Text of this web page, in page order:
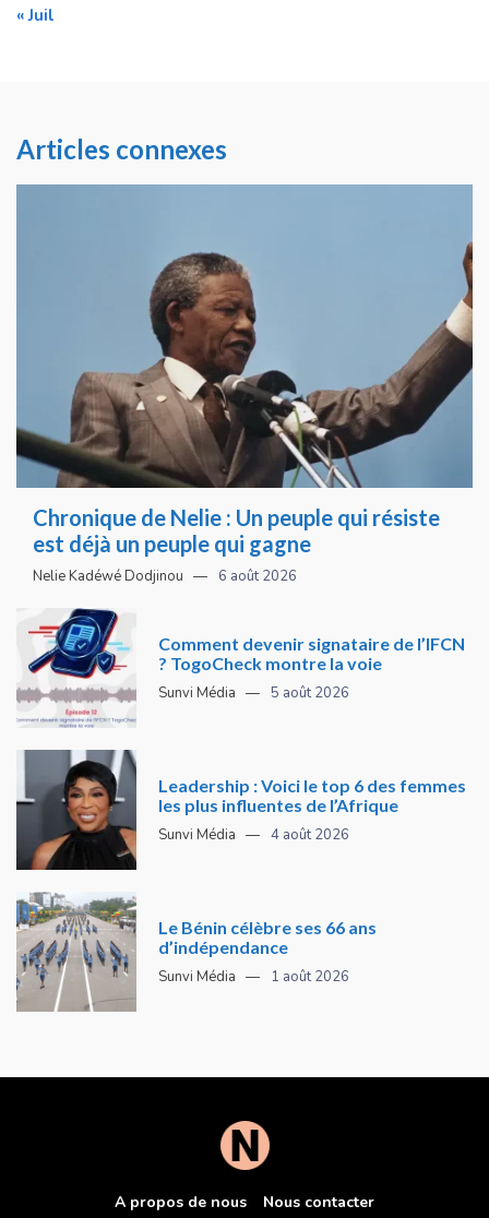
« Juil
Articles connexes
Chronique de Nelie : Un peuple qui résiste
est déjà un peuple qui gagne
Nelie Kadéwé Dodjinou 6 août 2026
Comment devenir signataire de l’IFCN
? TogoCheck montre la voie
Sunvi Média 5 août 2026
Leadership : Voici le top 6 des femmes
les plus influentes de l’Afrique
Sunvi Média 4 août 2026
Le Bénin célèbre ses 66 ans
d’indépendance
Sunvi Média 1 août 2026
A propos de nous Nous contacter